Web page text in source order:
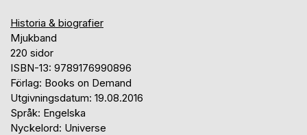
Historia & biografier
Mjukband
220 sidor
ISBN-13: 9789176990896
Förlag: Books on Demand
Utgivningsdatum: 19.08.2016
Språk: Engelska
Nyckelord: Universe